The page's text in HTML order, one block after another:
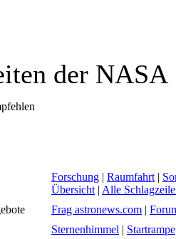
der NASA
Forschung | Raumfahrt |
Übersicht | Alle
Frag astronews.com |
Sternenhimmel | Startrampe